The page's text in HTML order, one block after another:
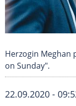
Herzogin Meghan
on Sunday".
22.09.2020 -